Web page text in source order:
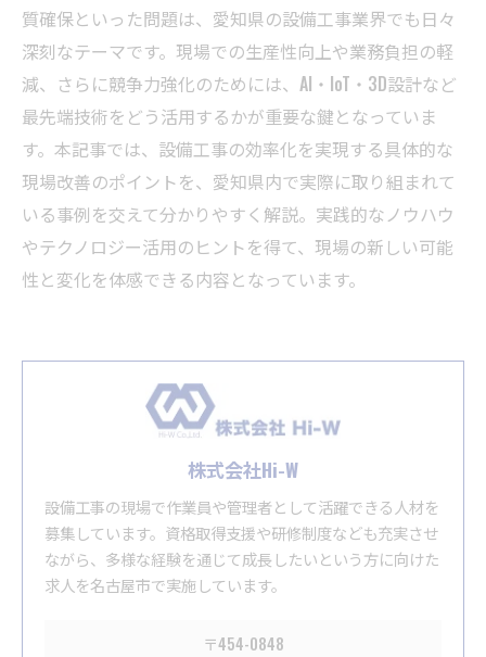
質確保といった問題は、愛知県の設備工事業界でも日々
深刻なテーマです。現場での生産性向上や業務負担の軽
減、さらに競争力強化のためには、AI・IoT・3D設計など
最先端技術をどう活用するかが重要な鍵となっていま
す。本記事では、設備工事の効率化を実現する具体的な
現場改善のポイントを、愛知県内で実際に取り組まれて
いる事例を交えて分かりやすく解説。実践的なノウハウ
やテクノロジー活用のヒントを得て、現場の新しい可能
性と変化を体感できる内容となっています。
株式会社Hi-W
設備工事の現場で作業員や管理者として活躍できる人材を
募集しています。資格取得支援や研修制度なども充実させ
ながら、多様な経験を通じて成長したいという方に向けた
求人を名古屋市で実施しています。
〒454-0848